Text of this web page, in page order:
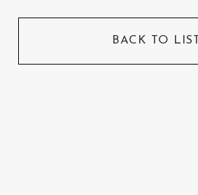
BACK TO LIST